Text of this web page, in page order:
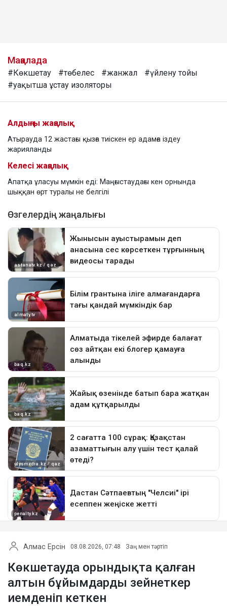
Мақалада
#Көкшетау #төбелес #жанжал
#үйлену тойы
#уақытша ұстау изоляторы
Алдыңғы жаңалық
Атырауда 12 жастағы қызға тиіскен ер адамға іздеу
жарияланды
Келесі жаңалық
Апатқа ұласуы мүмкін еді: Маңғыстаудағы кен орнында
шыққан өрт туралы не белгілі
Алмас Ерсін 08.08.2026, 07:48 Заң мен тәртіп
Көкшетауда орындықта қалған
алтын бұйымдарды зейнеткер
иемденіп кеткен